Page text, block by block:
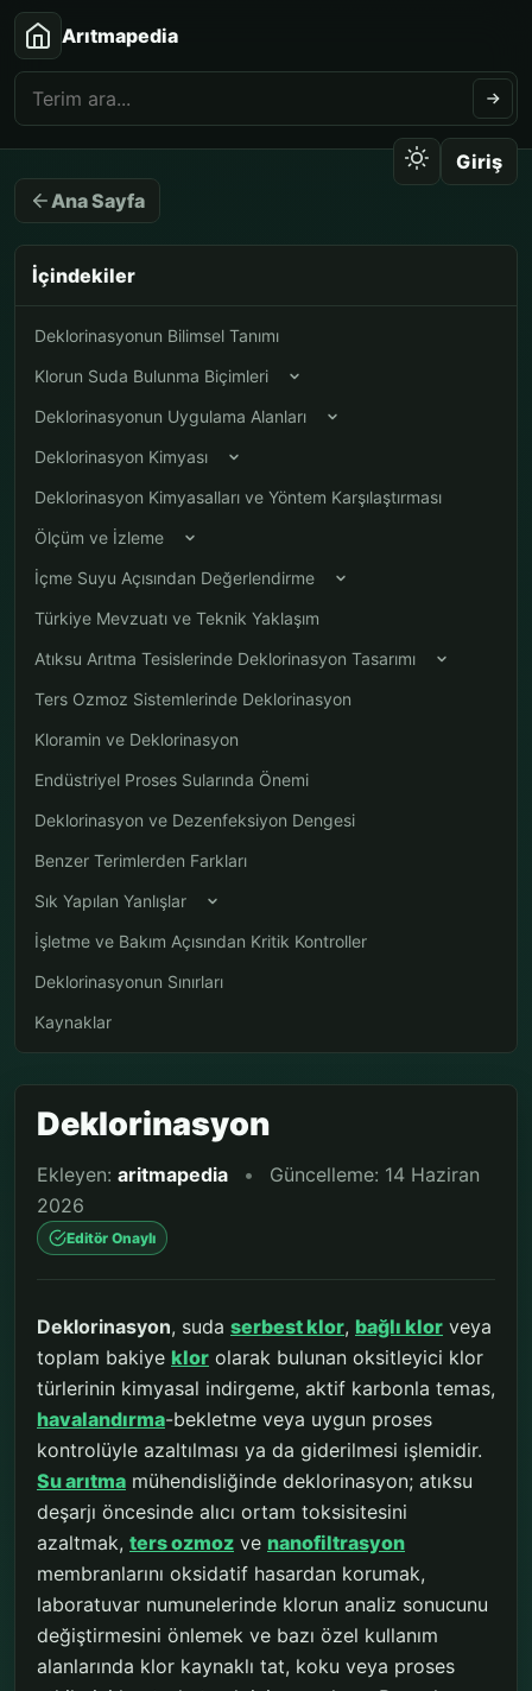
Arıtmapedia
Giriş
Ana Sayfa
İçindekiler
Deklorinasyonun Bilimsel Tanımı
Klorun Suda Bulunma Biçimleri
Deklorinasyonun Uygulama Alanları
Deklorinasyon Kimyası
Deklorinasyon Kimyasalları ve Yöntem Karşılaştırması
Ölçüm ve İzleme
İçme Suyu Açısından Değerlendirme
Türkiye Mevzuatı ve Teknik Yaklaşım
Atıksu Arıtma Tesislerinde Deklorinasyon Tasarımı
Ters Ozmoz Sistemlerinde Deklorinasyon
Kloramin ve Deklorinasyon
Endüstriyel Proses Sularında Önemi
Deklorinasyon ve Dezenfeksiyon Dengesi
Benzer Terimlerden Farkları
Sık Yapılan Yanlışlar
İşletme ve Bakım Açısından Kritik Kontroller
Deklorinasyonun Sınırları
Kaynaklar
Deklorinasyon
Ekleyen: aritmapedia •
Güncelleme: 14 Haziran
2026
Editör Onaylı
Deklorinasyon, suda serbest klor, bağlı klor veya
toplam bakiye klor olarak bulunan oksitleyici klor
türlerinin kimyasal indirgeme, aktif karbonla temas,
havalandırma-bekletme veya uygun proses
kontrolüyle azaltılması ya da giderilmesi işlemidir.
Su arıtma mühendisliğinde deklorinasyon; atıksu
deşarjı öncesinde alıcı ortam toksisitesini
azaltmak, ters ozmoz ve nanofiltrasyon
membranlarını oksidatif hasardan korumak,
laboratuvar numunelerinde klorun analiz sonucunu
değiştirmesini önlemek ve bazı özel kullanım
alanlarında klor kaynaklı tat, koku veya proses